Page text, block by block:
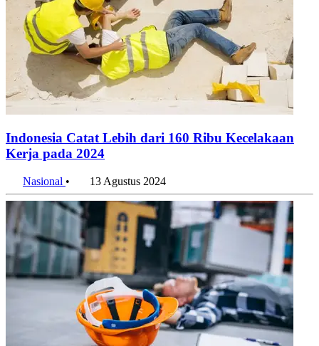
Indonesia Catat Lebih dari 160 Ribu Kecelakaan
Kerja pada 2024
Nasional • 13 Agustus 2024